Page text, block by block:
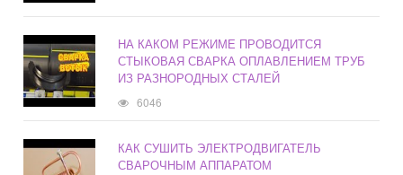
НА КАКОМ РЕЖИМЕ ПРОВОДИТСЯ
СТЫКОВАЯ СВАРКА ОПЛАВЛЕНИЕМ ТРУБ
ИЗ РАЗНОРОДНЫХ СТАЛЕЙ
6046
КАК СУШИТЬ ЭЛЕКТРОДВИГАТЕЛЬ
СВАРОЧНЫМ АППАРАТОМ